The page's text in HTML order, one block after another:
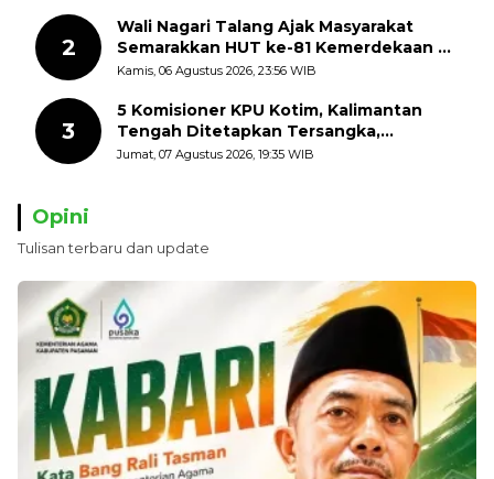
2
Wali Nagari Talang Ajak Masyarakat
Semarakkan HUT ke-81 Kemerdekaan RI
dengan Mengibarkan Bendera Merah
Kamis, 06 Agustus 2026, 23:56 WIB
3
5 Komisioner KPU Kotim, Kalimantan
Tengah Ditetapkan Tersangka,
Kerugian Negara ditaksir 10 Milyard
Jumat, 07 Agustus 2026, 19:35 WIB
Opini
Tulisan terbaru dan update